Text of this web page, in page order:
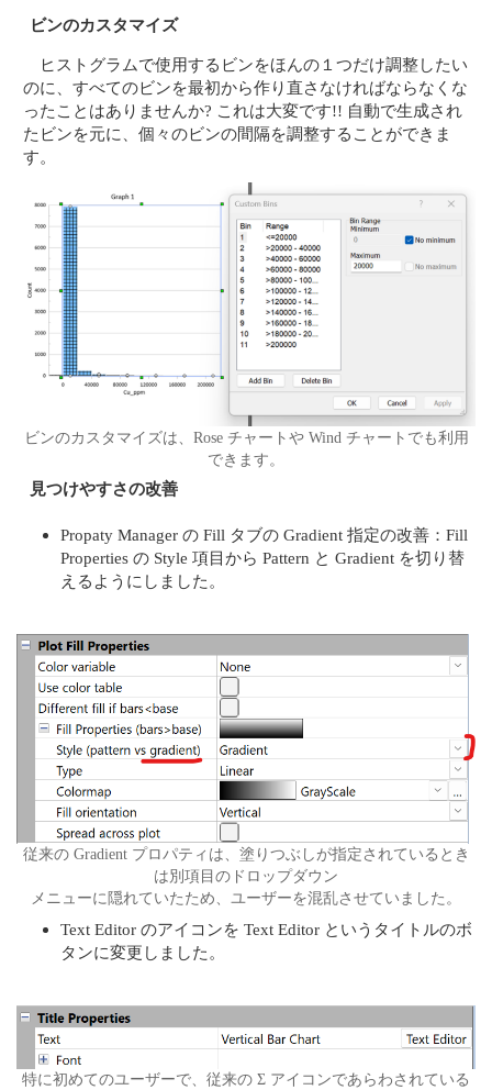
ビンのカスタマイズ
ヒストグラムで使用するビンをほんの１つだけ調整したい
のに、すべてのビンを最初から作り直さなければならなくな
ったことはありませんか? これは大変です!! 自動で生成され
たビンを元に、個々のビンの間隔を調整することができま
す。
ビンのカスタマイズは、Rose チャートや Wind チャートでも利用
できます。
見つけやすさの改善
Propaty Manager の Fill タブの Gradient 指定の改善：Fill
Properties の Style 項目から Pattern と Gradient を切り替
えるようにしました。
従来の Gradient プロパティは、塗りつぶしが指定されているとき
は別項目のドロップダウン
メニューに隠れていたため、ユーザーを混乱させていました。
Text Editor のアイコンを Text Editor というタイトルのボ
タンに変更しました。
特に初めてのユーザーで、従来の Σ アイコンであらわされている